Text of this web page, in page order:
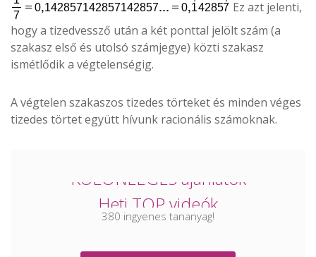
Ez azt jelenti,
hogy a tizedvessző után a két ponttal jelölt szám (a
szakasz első és utolsó számjegye) közti szakasz
ismétlődik a végtelenségig.
A végtelen szakaszos tizedes törteket és minden véges
tizedes törtet együtt hívunk racionális számoknak.
Heti TOP videók
INGYENES tananyagok
380 ingyenes tananyag!